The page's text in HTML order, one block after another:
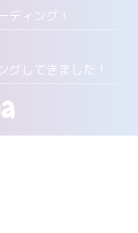
ィング！
してきました！